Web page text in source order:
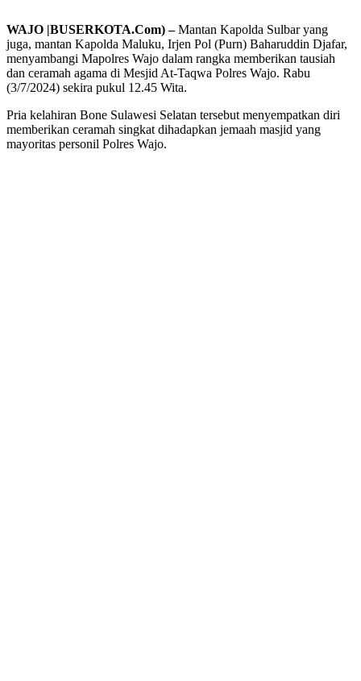
WAJO |BUSERKOTA.Com) –Mantan Kapolda Sulbar yang
juga, mantan Kapolda Maluku, Irjen Pol (Purn) Baharuddin Djafar,
menyambangi Mapolres Wajo dalam rangka memberikan tausiah
dan ceramah agama di Mesjid At-Taqwa Polres Wajo. Rabu
(3/7/2024) sekira pukul 12.45 Wita.
Pria kelahiran Bone Sulawesi Selatan tersebut menyempatkan diri
memberikan ceramah singkat dihadapkan jemaah masjid yang
mayoritas personil Polres Wajo.